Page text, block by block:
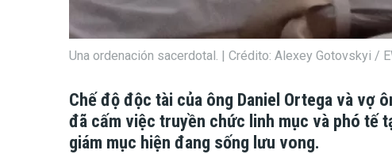
Una ordenación sacerdotal. | Crédito: Alexey Gotovskyi /
Chế độ độc tài của ông Daniel Ortega và vợ
đã cấm việc truyền chức linh mục và phó tế
giám mục hiện đang sống lưu vong.